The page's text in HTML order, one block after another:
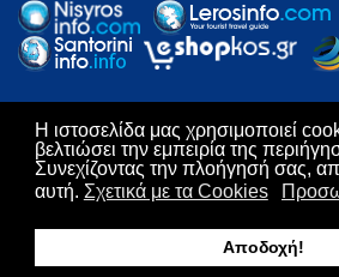
Η ιστοσελίδα μας χρησιμοποιεί
βελτιώσει την εμπειρία της
Συνεχίζοντας την πλοήγησή σας,
αυτή. Σχετικά με τα Cookies
Αποδοχή!
Copyright © 2004 - 2019. All rights Reserved.
KosNet
RSS